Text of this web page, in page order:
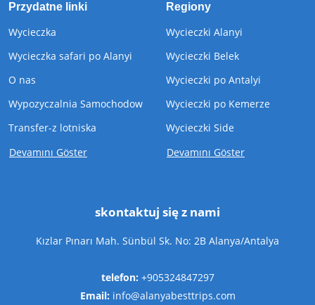
Przydatne linki
Wycieczka
Wycieczka safari po Alanyi
O nas
Wypozyczalnia Samochodow
Transfer-z lotniska
Devamını Göster
Regiony
Wycieczki Alanyi
Wycieczki Belek
Wycieczki po Antalyi
Wycieczki po Kemerze
Wycieczki Side
Devamını Göster
skontaktuj się z nami
Kızlar Pınarı Mah. Sünbül Sk. No: 2B Alanya/Antalya
telefon: +905324847297
Email: info@alanyabesttrips.com